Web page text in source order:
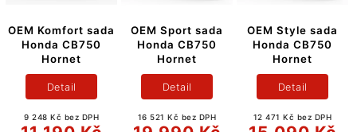
OEM Komfort sada
Honda CB750
Hornet
9 248 Kč bez DPH
Detail
OEM Sport sada
Honda CB750
Hornet
16 521 Kč bez DPH
Detail
OEM Style sada
Honda CB750
Hornet
12 471 Kč bez DPH
Detail